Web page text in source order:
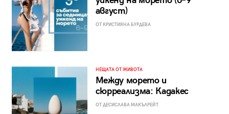
август)
ОТ КРИСТИЯНА БУРДЕВА
НЕЩАТА ОТ ЖИВОТА
Между морето и
сюрреализма: Кадакес
ОТ ДЕСИСЛАВА МАКЪЛРЕЙТ